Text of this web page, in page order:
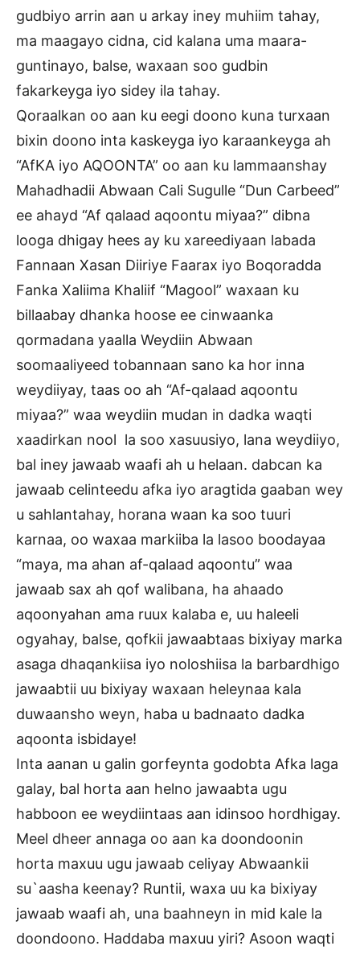
gudbiyo arrin aan u arkay iney muhiim tahay,
ma maagayo cidna, cid kalana uma maara-
guntinayo, balse, waxaan soo gudbin
fakarkeyga iyo sidey ila tahay.
Qoraalkan oo aan ku eegi doono kuna turxaan
bixin doono inta kaskeyga iyo karaankeyga ah
“AfKA iyo AQOONTA” oo aan ku lammaanshay
Mahadhadii Abwaan Cali Sugulle “Dun Carbeed”
ee ahayd “Af qalaad aqoontu miyaa?” dibna
looga dhigay hees ay ku xareediyaan labada
Fannaan Xasan Diiriye Faarax iyo Boqoradda
Fanka Xaliima Khaliif “Magool” waxaan ku
billaabay dhanka hoose ee cinwaanka
qormadana yaalla Weydiin Abwaan
soomaaliyeed tobannaan sano ka hor inna
weydiiyay, taas oo ah “Af-qalaad aqoontu
miyaa?” waa weydiin mudan in dadka waqti
xaadirkan nool la soo xasuusiyo, lana weydiiyo,
bal iney jawaab waafi ah u helaan. dabcan ka
jawaab celinteedu afka iyo aragtida gaaban wey
u sahlantahay, horana waan ka soo tuuri
karnaa, oo waxaa markiiba la lasoo boodayaa
“maya, ma ahan af-qalaad aqoontu” waa
jawaab sax ah qof walibana, ha ahaado
aqoonyahan ama ruux kalaba e, uu haleeli
ogyahay, balse, qofkii jawaabtaas bixiyay marka
asaga dhaqankiisa iyo noloshiisa la barbardhigo
jawaabtii uu bixiyay waxaan heleynaa kala
duwaansho weyn, haba u badnaato dadka
aqoonta isbidaye!
Inta aanan u galin gorfeynta godobta Afka laga
galay, bal horta aan helno jawaabta ugu
habboon ee weydiintaas aan idinsoo hordhigay.
Meel dheer annaga oo aan ka doondoonin
horta maxuu ugu jawaab celiyay Abwaankii
su`aasha keenay? Runtii, waxa uu ka bixiyay
jawaab waafi ah, una baahneyn in mid kale la
doondoono. Haddaba maxuu yiri? Asoon waqti